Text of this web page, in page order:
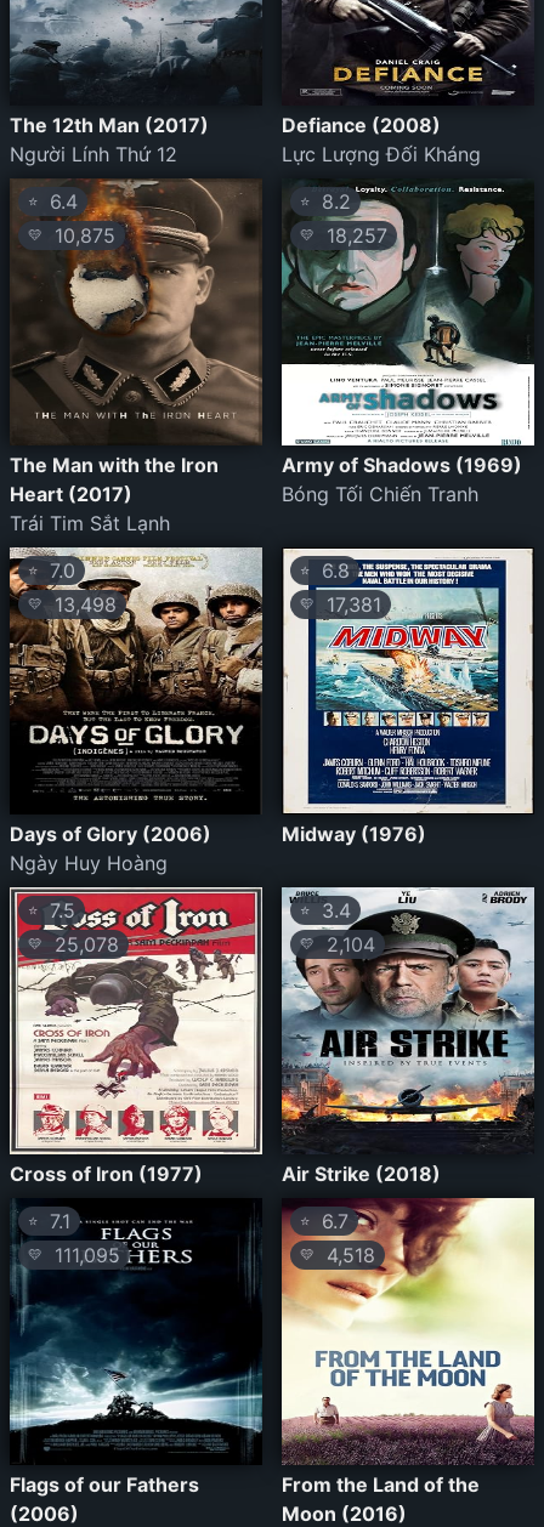
The 12th Man (2017)
Người Lính Thứ 12
Defiance (2008)
Lực Lượng Đối Kháng
⭐ 6.4
💛 10,875
The Man with the Iron
Heart (2017)
Trái Tim Sắt Lạnh
⭐ 8.2
💛 18,257
Army of Shadows (1969)
Bóng Tối Chiến Tranh
⭐ 7.0
💛 13,498
Days of Glory (2006)
Ngày Huy Hoàng
⭐ 6.8
💛 17,381
Midway (1976)
⭐ 7.5
💛 25,078
Cross of Iron (1977)
⭐3.4
💛 2,104
Air Strike (2018)
⭐ 7.1
💛 111,095
Flags of our Fathers
(2006)
⭐ 6.7
💛 4,518
From the Land of the
Moon (2016)